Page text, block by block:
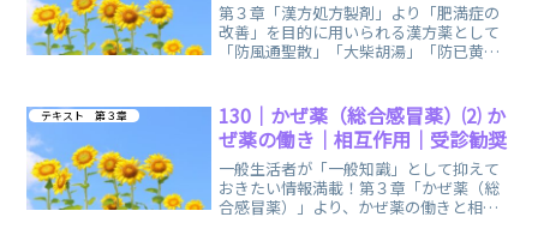
第３章「漢方処方製剤」より「肥満症の
改善」を目的に用いられる漢方薬として
「防風通聖散」「大柴胡湯」「防已黄耆
テキスト 第３章
130｜かぜ薬（総合感冒薬）⑵ か
ぜ薬の働き｜相互作用｜受診勧奨
一般生活者が「一般知識」として抑えて
おきたい情報満載！第３章「かぜ薬（総
合感冒薬）」より、かぜ薬の働きと相互